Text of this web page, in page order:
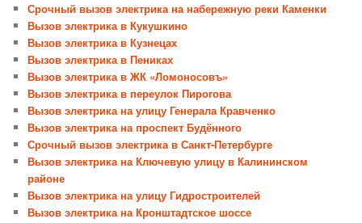
Срочный вызов электрика на набережную реки Каменки
Вызов электрика в Кукушкино
Вызов электрика в Кузнецах
Вызов электрика в Пениках
Вызов электрика в ЖК «Ломоносовъ»
Вызов электрика в переулок Пирогова
Вызов электрика на улицу Генерала Кравченко
Вызов электрика на проспект Будённого
Срочный вызов электрика в Санкт-Петербурге
Вызов электрика на Ключевую улицу в Калининском
районе
Вызов электрика на улицу Гидростроителей
Вызов электрика на Кронштадтское шоссе